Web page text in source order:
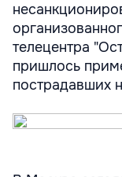
телецентра
пришлось
пострадавших